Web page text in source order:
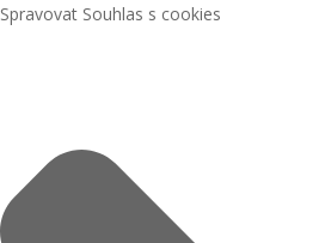
Spravovat Souhlas s cookies